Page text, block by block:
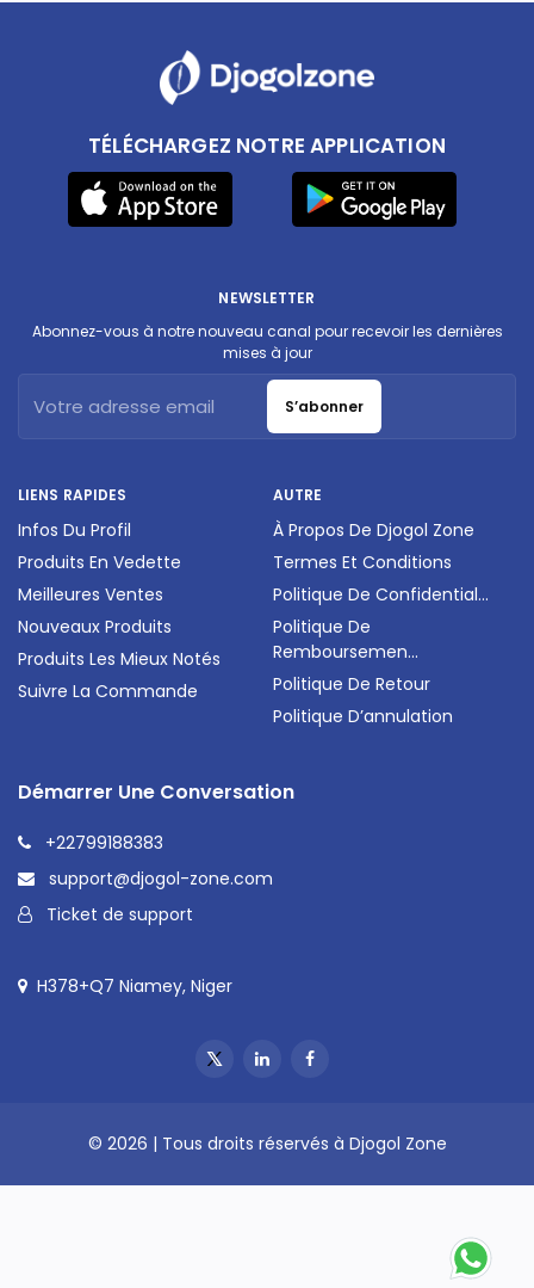
TÉLÉCHARGEZ NOTRE APPLICATION
LIENS RAPIDES
Infos Du Profil
Produits En Vedette
Meilleures Ventes
Nouveaux Produits
Produits Les Mieux Notés
Suivre La Commande
AUTRE
À Propos De Djogol Zone
Termes Et Conditions
Politique De Confidential...
Politique De
Remboursemen...
Politique De Retour
Politique D’annulation
NEWSLETTER
Abonnez-vous à notre nouveau canal pour recevoir les dernières
mises à jour
S’abonner
Démarrer Une Conversation
+22799188383
support@djogol-zone.com
Ticket de support
H378+Q7 Niamey, Niger
© 2026 | Tous droits réservés à Djogol Zone